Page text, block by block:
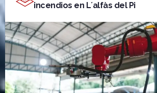
incendios en L´alfàs del Pi